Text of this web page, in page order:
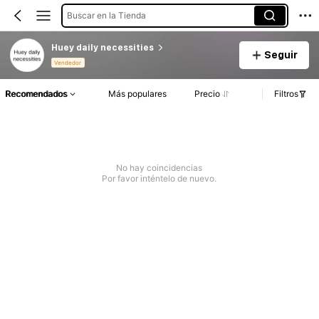
Buscar en la Tienda
Huey daily necessities
Vendedor
Seguir
Recomendados Más populares Precio Filtros
No hay coincidencias
Por favor inténtelo de nuevo.